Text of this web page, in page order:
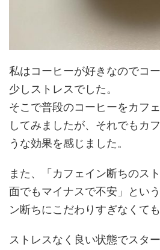
私はコーヒーが好きなのでコ
少しストレスでした。
そこで普段のコーヒーをカフ
してみましたが、それでもカ
うな効果を感じました。
また、「カフェイン断ちのス
面でもマイナスで不安」とい
ン断ちにこだわりすぎなくて
ストレスなく良い状態でスタ